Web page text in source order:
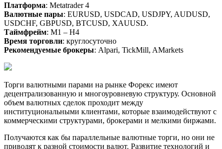
Платформа: Metatrader 4
Валютные пары: EURUSD, USDCAD, USDJPY, AUDUSD,
USDCHF, GBPUSD, BTCUSD, XAUUSD.
Таймфрейм: M1 – H4
Время торговли: круглосуточно
Рекомендуемые брокеры: Alpari, TickMill, AMarkets
Торги валютными парами на рынке Форекс имеют
децентрализованную и многоуровневую структуру. Основной
объем валютных сделок проходит между
институциональными клиентами, которые взаимодействуют с
коммерческими структурами, брокерами и мелкими биржами.
Получаются как бы параллельные валютные торги, но они не
приводят к разной стоимости валют. Развитие технологий и